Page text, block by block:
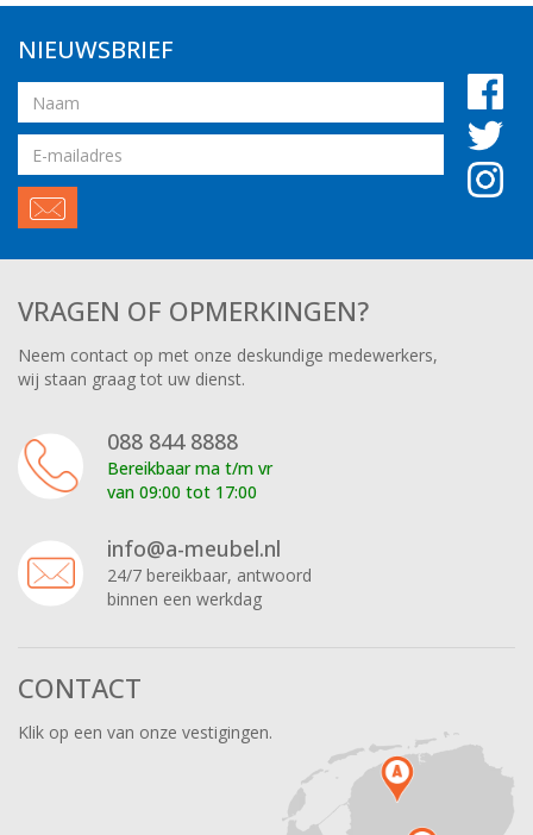
NIEUWSBRIEF
Naam
Email
adres
VRAGEN OF OPMERKINGEN?
Neem contact op met onze deskundige medewerkers,
wij staan graag tot uw dienst.
088 844 8888
Bereikbaar ma t/m vr
van 09:00 tot 17:00
info@a-meubel.nl
24/7 bereikbaar, antwoord
binnen een werkdag
CONTACT
Klik op een van onze vestigingen.